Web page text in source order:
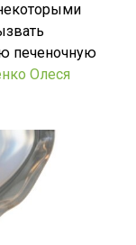
печеночную
Олеся